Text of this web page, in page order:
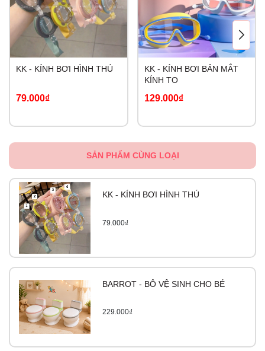
KK - KÍNH BƠI HÌNH THÚ
79.000₫
KK - KÍNH BƠI BẢN MẮT
KÍNH TO
129.000₫
SẢN PHẨM CÙNG LOẠI
KK - KÍNH BƠI HÌNH THÚ
79.000₫
BARROT - BÔ VỆ SINH CHO BÉ
229.000₫